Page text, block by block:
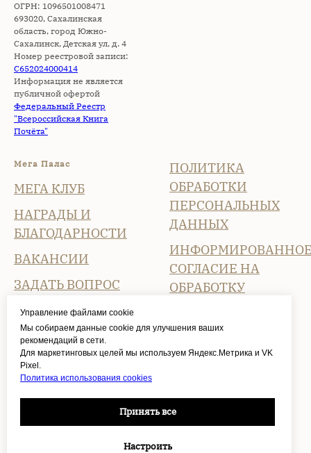
Управление файлами cookie
Мы собираем данные cookie для улучшения ваших
рекомендаций в сети.
Для маркетинговых целей мы используем Яндекс.Метрика и VK
Pixel.
Политика использования cookies
Принять все
Настроить
ОГРН: 1096501008471
693020, Сахалинская
область, город Южно-
Сахалинск, Детская ул, д. 4
Номер реестровой записи:
С652024000414
Информация не является
публичной офертой
Федеральный Реестр
"Всероссийская Книга
Почёта"
Мега Палас
МЕГА КЛУБ
НАГРАДЫ И
БЛАГОДАРНОСТИ
ВАКАНСИИ
ЗАДАТЬ ВОПРОС
СВИДЕТЕЛЬСТВО О
ПРИСВОЕНИИ
КАТЕГОРИИ
ПОЛИТИКА
ОБРАБОТКИ
ПЕРСОНАЛЬНЫХ
ДАННЫХ
СОГЛАСИЕ НА
ОБРАБОТКУ
ДАННЫХ
ПОЛИТИКА
ПРАВИЛА